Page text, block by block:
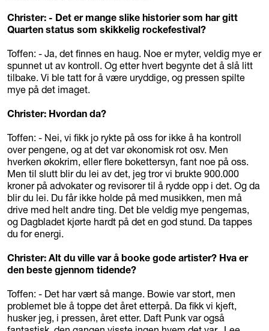
Christer: - Det er mange slike historier som har gitt
Quarten status som skikkelig rockefestival?
Toffen: - Ja, det finnes en haug. Noe er myter, veldig mye er
spunnet ut av kontroll. Og etter hvert begynte det å slå litt
tilbake. Vi ble tatt for å være uryddige, og pressen spilte
mye på det imaget.
Christer: Hvordan da?
Toffen: - Nei, vi fikk jo rykte på oss for ikke å ha kontroll
over pengene, og at det var økonomisk rot osv. Men
hverken økokrim, eller flere bokettersyn, fant noe på oss.
Men til slutt blir du lei av det, jeg tror vi brukte 900.000
kroner på advokater og revisorer til å rydde opp i det. Og da
blir du lei. Du får ikke holde på med musikken, men må
drive med helt andre ting. Det ble veldig mye pengemas,
og Dagbladet kjørte hardt på det en god stund. Da tappes
du for energi.
Christer: Alt du ville var å booke gode artister? Hva er
den beste gjennom tidende?
Toffen: - Det har vært så mange. Bowie var stort, men
problemet ble å toppe det året etterpå. Da fikk vi kjeft,
husker jeg, i pressen, året etter. Daft Punk var også